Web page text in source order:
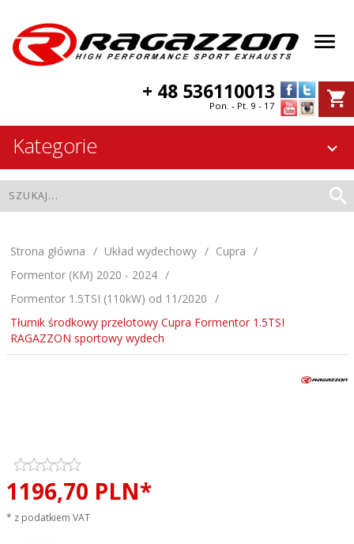
+ 48 536110013
Pon. - Pt. 9 - 17
Kategorie
Strona główna Układ wydechowy
Cupra
Formentor (KM) 2020 - 2024
Formentor 1.5TSI (110kW) od 11/2020
Tłumik środkowy przelotowy Cupra Formentor 1.5TSI
RAGAZZON sportowy wydech
1196,70 PLN*
* z podatkiem VAT